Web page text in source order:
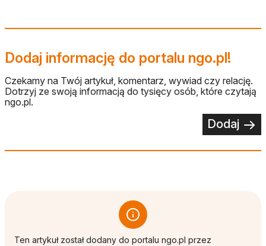
Dodaj informację do portalu ngo.pl!
Czekamy na Twój artykuł, komentarz, wywiad czy relację.
Dotrzyj ze swoją informacją do tysięcy osób, które czytają
ngo.pl.
Dodaj
Ten artykuł został dodany do portalu ngo.pl przez